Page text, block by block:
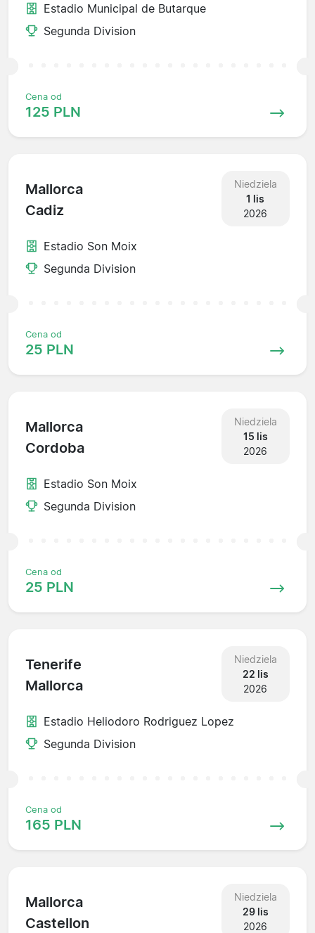
Estadio Municipal de Butarque
Segunda Division
Cena od
125 PLN
Mallorca
Cadiz
Niedziela
1 lis
2026
Estadio Son Moix
Segunda Division
Cena od
25 PLN
Mallorca
Cordoba
Niedziela
15 lis
2026
Estadio Son Moix
Segunda Division
Cena od
25 PLN
Tenerife
Mallorca
Niedziela
22 lis
2026
Estadio Heliodoro Rodriguez Lopez
Segunda Division
Cena od
165 PLN
Mallorca
Castellon
Niedziela
29 lis
2026